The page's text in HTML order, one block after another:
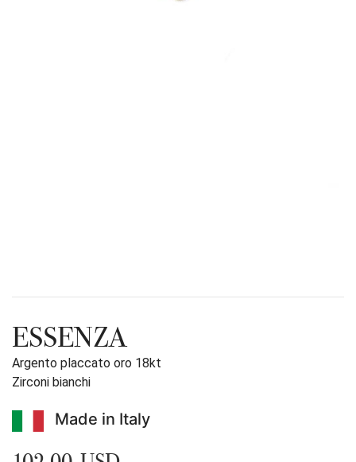
ESSENZA
Argento placcato oro 18kt
Zirconi bianchi
Made in Italy